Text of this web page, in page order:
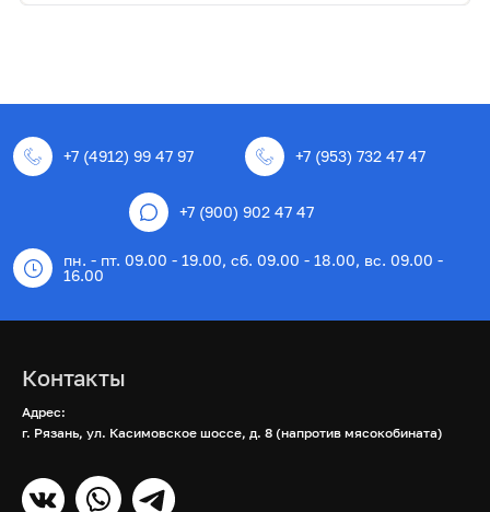
+7 (4912) 99 47 97 +7 (953) 732 47 47
+7 (900) 902 47 47
пн. - пт. 09.00 - 19.00, сб. 09.00 - 18.00, вс. 09.00 -
16.00
Контакты
Адрес:
г. Рязань, ул. Касимовское шоссе, д. 8 (напротив мясокобината)